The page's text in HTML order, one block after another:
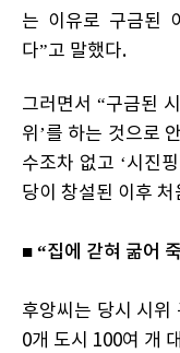
는 이유로 구금된
다”고 말했다.
그러면서 “구금된
위’를 하는 것으로
수조차 없고 ‘시진
당이 창설된 이후
■ “집에 갇혀 굶어
후앙씨는 당시 시위
0개 도시 100여 개